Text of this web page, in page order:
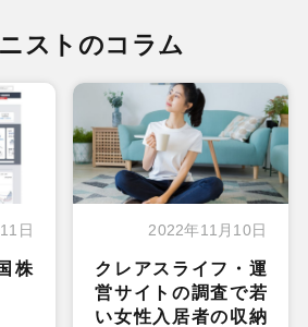
ストのコラム
日
株
2022年11月10日
クレアスライフ・運
営サイトの調査で若
い女性入居者の収納